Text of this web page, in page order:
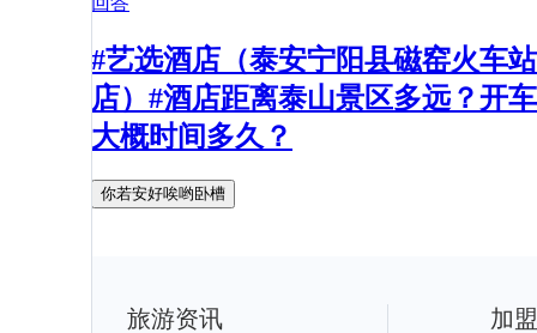
#艺选酒店（泰安宁阳县磁窑火车站
店）#酒店距离泰山景区多远？开车
大概时间多久？
你若安好唉哟卧槽
旅游资讯 加